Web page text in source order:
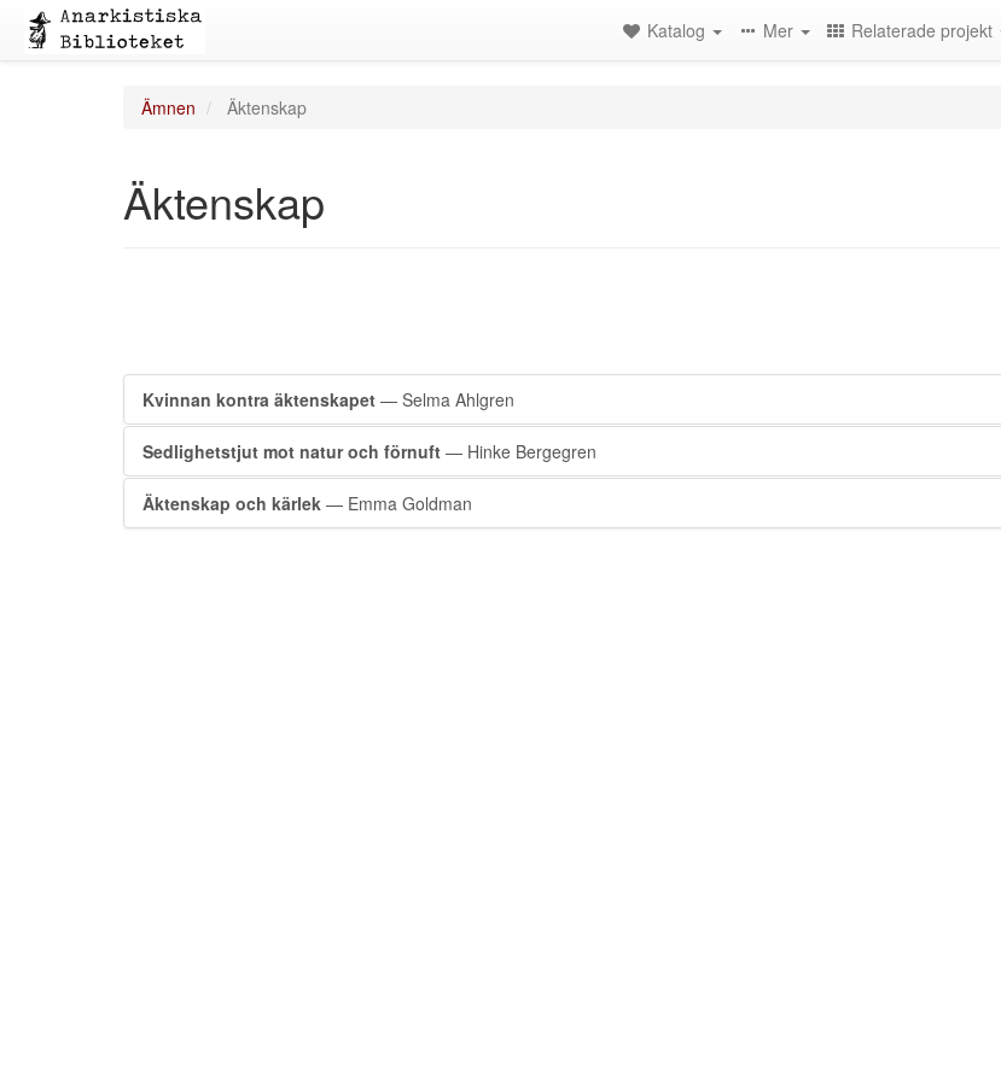
Katalog Mer Relaterade projekt
Ämnen Äktenskap
Äktenskap
Kvinnan kontra äktenskapet — Selma Ahlgren
Sedlighetstjut mot natur och förnuft — Hinke Bergegren
Äktenskap och kärlek — Emma Goldman